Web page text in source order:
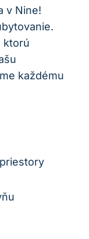
v Nine!
ktorú
každému